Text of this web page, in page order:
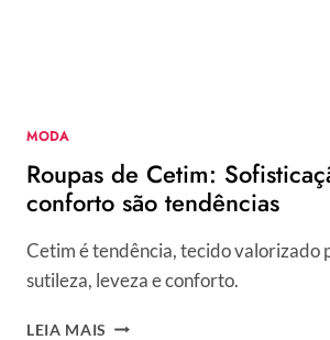
MODA
Roupas de Cetim:
conforto são tendências
Cetim é tendência, tecido valorizado
sutileza, leveza e conforto.
LEIA MAIS ROUPAS